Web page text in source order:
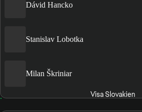
Dávid Hancko
Stanislav Lobotka
Milan Škriniar
Visa Slovakien